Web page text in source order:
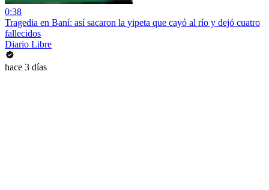
0:38
Tragedia en Baní: así sacaron la yipeta que cayó al río y dejó cuatro
fallecidos
Diario Libre
hace 3 días